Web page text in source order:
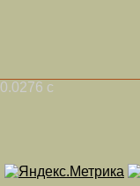
0.0276 с